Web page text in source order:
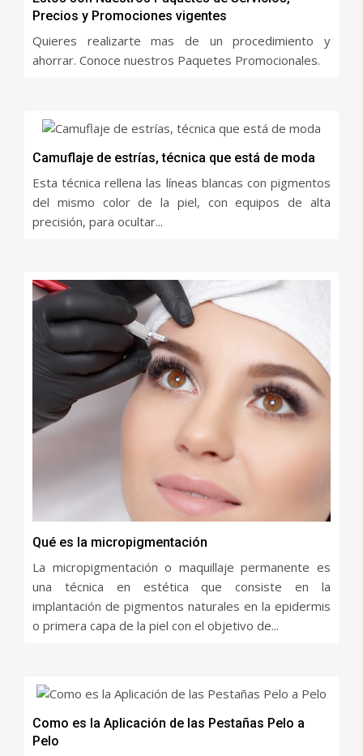
Precios y Promociones vigentes
Quieres realizarte mas de un procedimiento y
ahorrar. Conoce nuestros Paquetes Promocionales.
Camuflaje de estrías, técnica que está de moda
Esta técnica rellena las líneas blancas con pigmentos
del mismo color de la piel, con equipos de alta
precisión, para ocultar...
Qué es la micropigmentación
La micropigmentación o maquillaje permanente es
una técnica en estética que consiste en la
implantación de pigmentos naturales en la epidermis
o primera capa de la piel con el objetivo de...
Como es la Aplicación de las Pestañas Pelo a
Pelo